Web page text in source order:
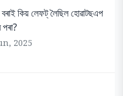
কিয় লেফট্ লৈছিল হোৱাটছএপ
2025